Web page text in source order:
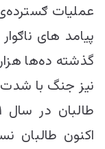
عملیات ګسترده‌ی
گذشته ده‌ها
نیز جنگ با
اکنون